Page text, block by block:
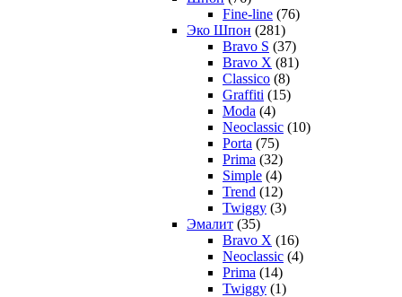
Fine-line (76)
Эко Шпон (281)
Bravo S (37)
Bravo X (81)
Classico (8)
Graffiti (15)
Moda (4)
Neoclassic (10)
Porta (75)
Prima (32)
Simple (4)
Trend (12)
Twiggy (3)
Эмалит (35)
Bravo X (16)
Neoclassic (4)
Prima (14)
Twiggy (1)